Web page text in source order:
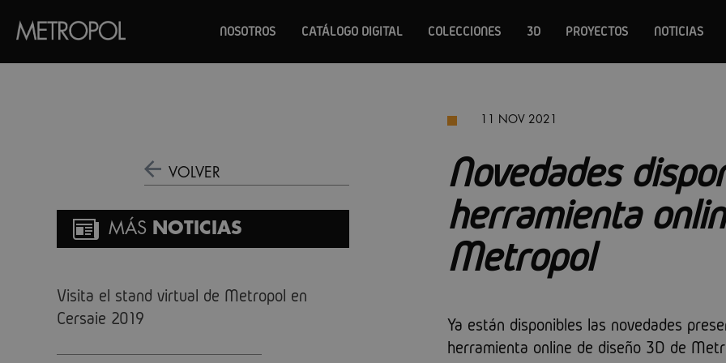
NOSOTROS CATÁLOGO DIGITAL COLECCIONES 3D PROYECTOS NOTICIAS
VOLVER
MÁS NOTICIAS
Visita el stand virtual de Metropol en
Cersaie 2019
11 NOV 2021
Novedades
herramienta
Metropol
Ya están disponibles las novedades
herramienta online de diseño 3D de